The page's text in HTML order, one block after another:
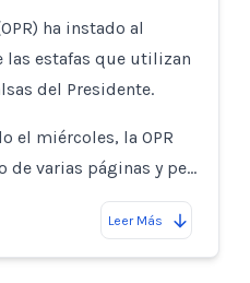
ha instado al
las estafas que utilizan
del Presidente.
el miércoles, la OPR
varias páginas y pe…
Leer Más